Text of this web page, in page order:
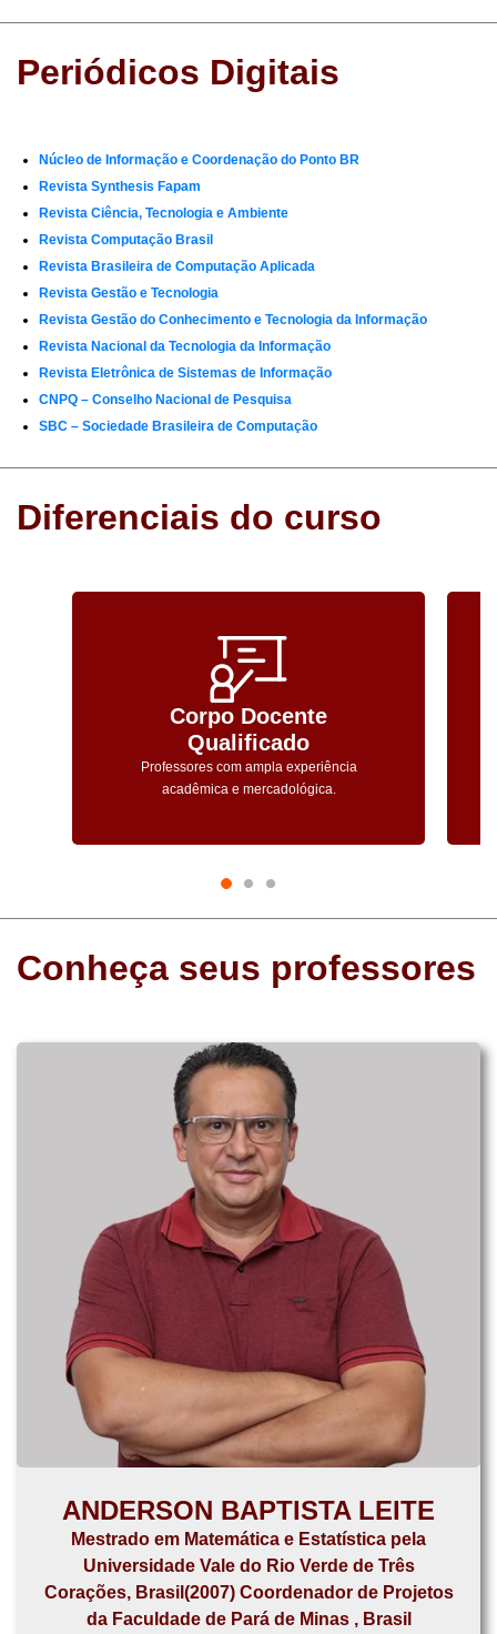
Periódicos Digitais
Núcleo de Informação e Coordenação do Ponto BR
Revista Synthesis Fapam
Revista Ciência, Tecnologia e Ambiente
Revista Computação Brasil
Revista Brasileira de Computação Aplicada
Revista Gestão e Tecnologia
Revista Gestão do Conhecimento e Tecnologia da Informação
Revista Nacional da Tecnologia da Informação
Revista Eletrônica de Sistemas de Informação
CNPQ – Conselho Nacional de Pesquisa
SBC – Sociedade Brasileira de Computação
Diferenciais do curso
Corpo Docente
Qualificado
Professores com ampla experiência
acadêmica e mercadológica.
Conheça seus professores
ANDERSON BAPTISTA LEITE
Mestrado em Matemática e Estatística pela
Universidade Vale do Rio Verde de Três
Corações, Brasil(2007) Coordenador de Projetos
da Faculdade de Pará de Minas , Brasil